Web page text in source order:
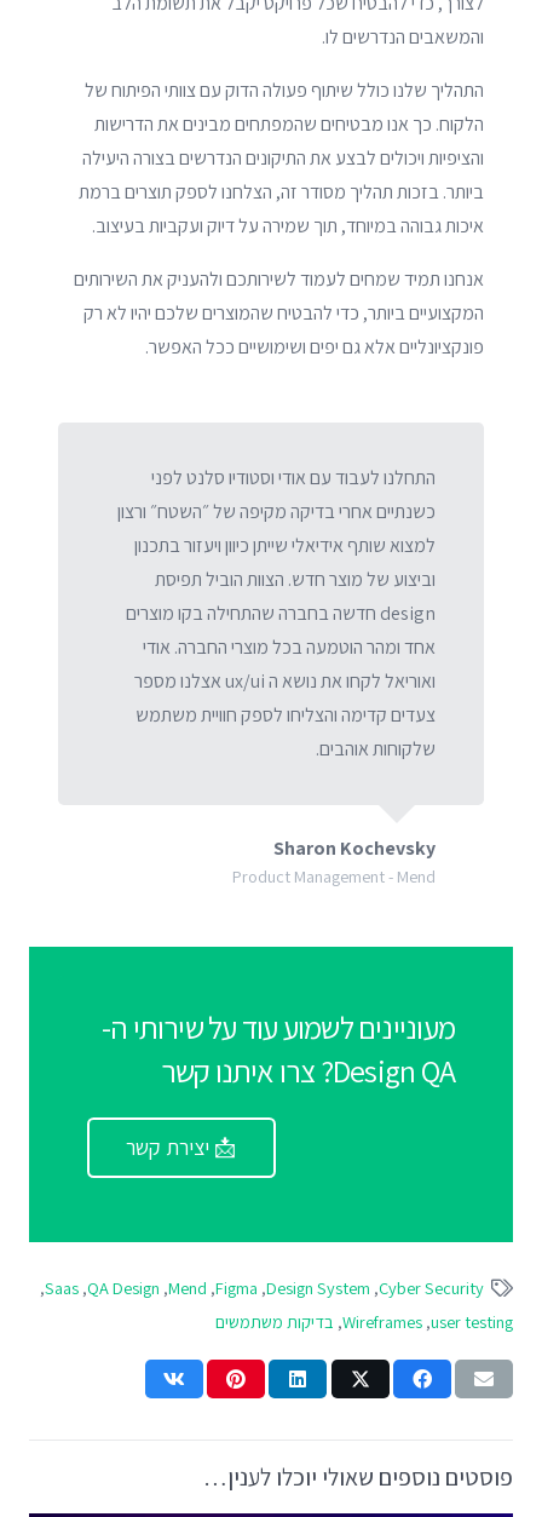
והמשאבים הנדרשים לו.
התהליך שלנו כולל שיתוף פעולה הדוק עם צוותי הפיתוח של
הלקוח. כך אנו מבטיחים שהמפתחים מבינים את הדרישות
והציפיות ויכולים לבצע את התיקונים הנדרשים בצורה היעילה
ביותר. בזכות תהליך מסודר זה, הצלחנו לספק תוצרים ברמת
איכות גבוהה במיוחד, תוך שמירה על דיוק ועקביות בעיצוב.
אנחנו תמיד שמחים לעמוד לשירותכם ולהעניק את השירותים
המקצועיים ביותר, כדי להבטיח שהמוצרים שלכם יהיו לא רק
פונקציונליים אלא גם יפים ושימושיים ככל האפשר.
התחלנו לעבוד עם אודי וסטודיו סלנט לפני
כשנתיים אחרי בדיקה מקיפה של ״השטח״ ורצון
למצוא שותף אידיאלי שייתן כיוון ויעזור בתכנון
וביצוע של מוצר חדש. הצוות הוביל תפיסת
design חדשה בחברה שהתחילה בקו מוצרים
אחד ומהר הוטמעה בכל מוצרי החברה. אודי
ואוריאל לקחו את נושא ה ux/ui אצלנו מספר
צעדים קדימה והצליחו לספק חוויית משתמש
שלקוחות אוהבים.
Sharon Kochevsky
Product Management - Mend
מעוניינים לשמוע עוד על שירותי ה-
Design QA? צרו איתנו קשר
📩 יצירת קשר
Cyber Security
,
Design System
,
Figma
,
Mend
,
QA Design
,
Saas
,
user testing
,
Wireframes
, בדיקות משתמשים
פוסטים נוספים שאולי יוכלו לענין…